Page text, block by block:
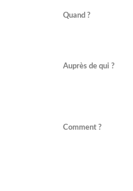
Quand ?
Auprès de qui ?
Comment ?